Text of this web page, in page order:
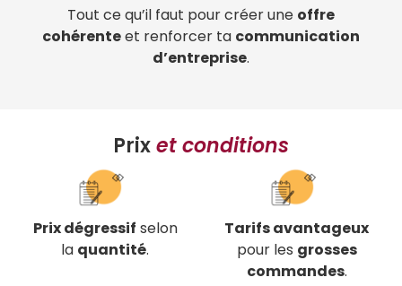
Tout ce qu’il faut pour créer une offre
cohérenteet renforcer ta communication
d’entreprise.
Prixet conditions
Prix dégressif selon
la quantité.
Tarifs avantageux
pour les grosses
commandes.